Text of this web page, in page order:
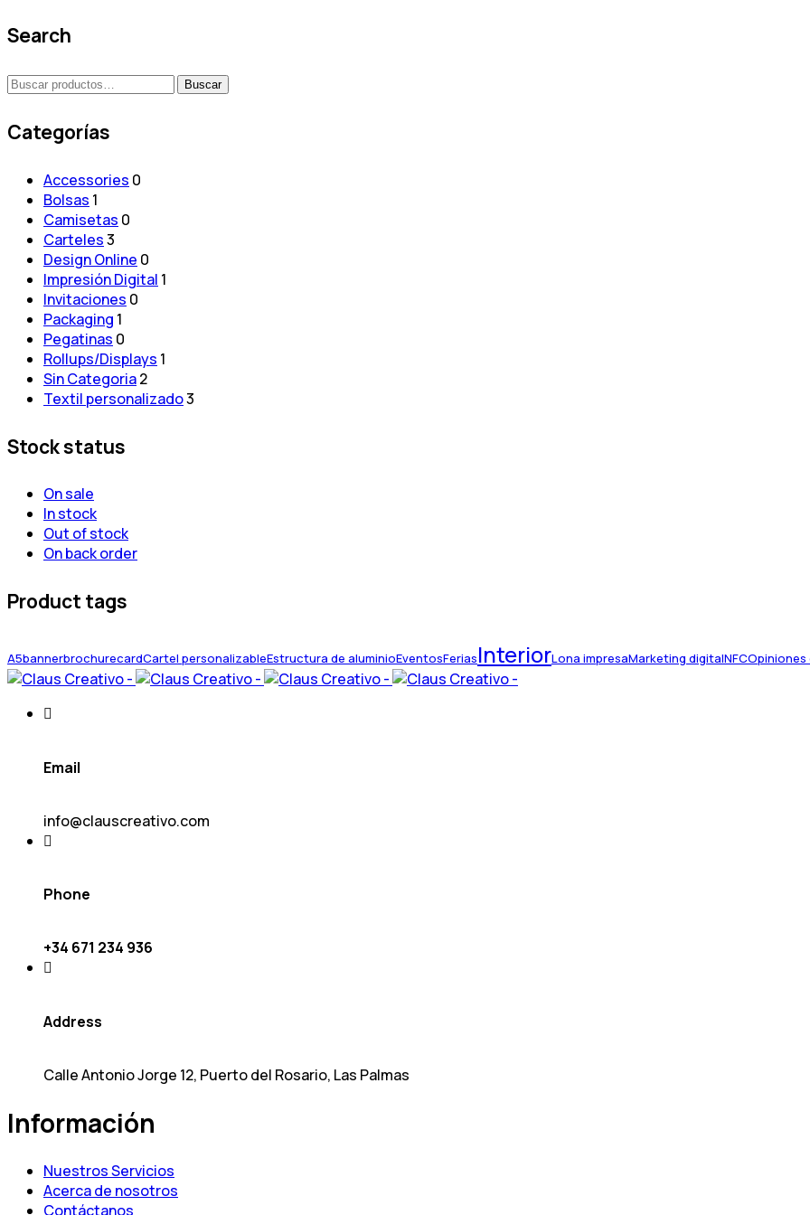
Search
Buscar
Buscar
Categorías
Accessories 0
Bolsas 1
Camisetas 0
Carteles3
Design Online 0
Impresión Digital 1
Invitaciones 0
Packaging 1
Pegatinas 0
Rollups/Displays 1
Sin Categoria2
Textil personalizado3
Stock status
On sale
In stock
Out of stock
On back order
Product tags
A5bannerbrochurecardCartel personalizableEstructura de aluminioEventosFeriasInteriorLona impresaMarketing digitalNFCOpiniones
Email
info@clauscreativo.com
Phone
+34 671 234 936
Address
Calle Antonio Jorge 12, Puerto del Rosario, Las Palmas
Información
Nuestros Servicios
Acerca de nosotros
Contáctanos